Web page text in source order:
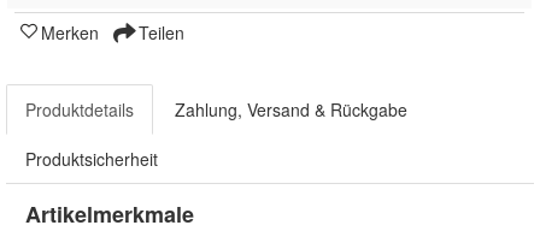
Merken Teilen
Produktdetails Zahlung, Versand & Rückgabe
Produktsicherheit
Artikelmerkmale